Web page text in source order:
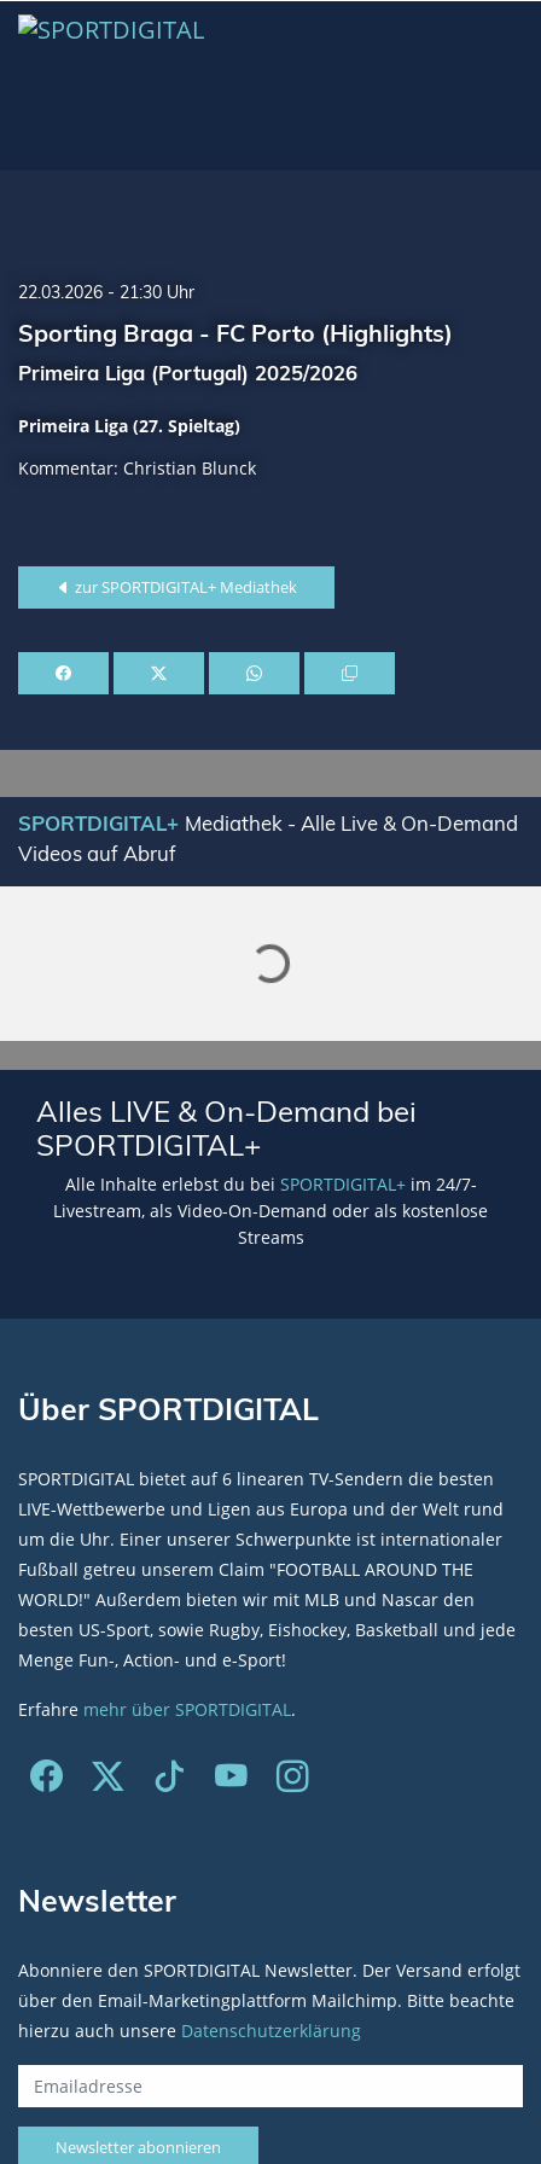
22.03.2026 - 21:30 Uhr
Sporting Braga - FC Porto (Highlights)
Primeira Liga (Portugal) 2025/2026
Primeira Liga (27. Spieltag)
Kommentar: Christian Blunck
zur SPORTDIGITAL+ Mediathek
SPORTDIGITAL+ Mediathek - Alle Live & On-Demand
Videos auf Abruf
Lade SPORTDIGITAL+ Mediathek
Alles LIVE & On-Demand bei
SPORTDIGITAL+
Alle Inhalte erlebst du bei SPORTDIGITAL+im 24/7-
Livestream, als Video-On-Demand oder als kostenlose
Streams
Über SPORTDIGITAL
SPORTDIGITAL bietet auf 6 linearen TV-Sendern die besten
LIVE-Wettbewerbe und Ligen aus Europa und der Welt rund
um die Uhr. Einer unserer Schwerpunkte ist internationaler
Fußball getreu unserem Claim "FOOTBALL AROUND THE
WORLD!" Außerdem bieten wir mit MLB und Nascar den
besten US-Sport, sowie Rugby, Eishockey, Basketball und jede
Menge Fun-, Action- und e-Sport!
Erfahre mehr über SPORTDIGITAL.
Newsletter
Abonniere den SPORTDIGITAL Newsletter. Der Versand erfolgt
über den Email-Marketingplattform Mailchimp. Bitte beachte
hierzu auch unsere Datenschutzerklärung